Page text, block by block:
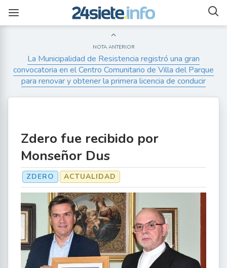
NOTA ANTERIOR
La Municipalidad de Resistencia registró una gran
convocatoria en el Centro Comunitario de Villa del Parque
para renovar y obtener la primera licencia de conducir
Zdero fue recibido por
Monseñor Dus
ZDERO ACTUALIDAD